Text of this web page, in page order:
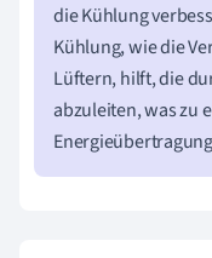
die Kühlung
Kühlung, wie die
Lüftern, hilft, die
abzuleiten, was zu